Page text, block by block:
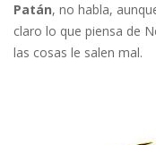
Patán, no habla,
claro lo que piensa de
las cosas le salen mal.